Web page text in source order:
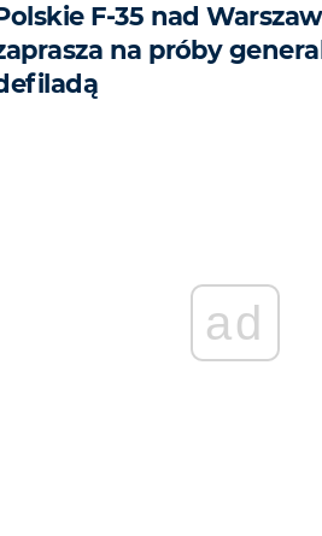
F-35 nad
na próby
ad